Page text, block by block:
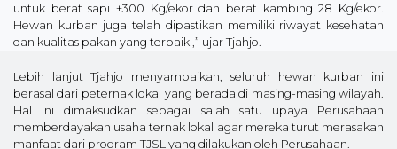
untuk berat sapi ±300 Kg/ekor dan berat kambing 28 Kg/ekor.
Hewan kurban juga telah dipastikan memiliki riwayat kesehatan
dan kualitas pakan yang terbaik ,” ujar Tjahjo.
Lebih lanjut Tjahjo menyampaikan, seluruh hewan kurban ini
berasal dari peternak lokal yang berada di masing-masing wilayah.
Hal ini dimaksudkan sebagai salah satu upaya Perusahaan
memberdayakan usaha ternak lokal agar mereka turut merasakan
manfaat dari program TJSL yang dilakukan oleh Perusahaan.